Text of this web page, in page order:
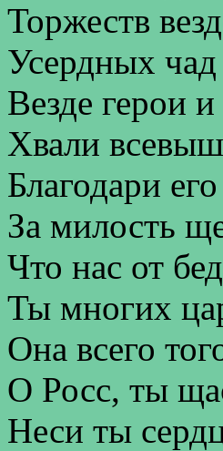
Торжеств
Усердных
Везде герои
Хвали
Благодари
За милость
Что нас от
Ты многих
Она всего
О Росс, ты
Неси ты